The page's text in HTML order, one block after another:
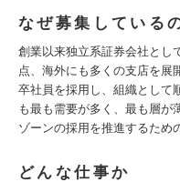
なぜ募集している
創業以来独立系証券会社とし
点、海外にも多くの支店を展
卒社員を採用し、組織として
も最も需要が多く、最も層が
ゾーンの採用を推進するため
どんな仕事か